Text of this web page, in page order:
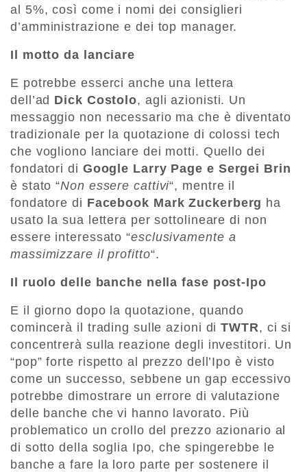
al 5%, così come i nomi dei consiglieri
d’amministrazione e dei top manager.
Il motto da lanciare
E potrebbe esserci anche una lettera
dell’ad Dick Costolo, agli azionisti. Un
messaggio non necessario ma che è diventato
tradizionale per la quotazione di colossi tech
che vogliono lanciare dei motti. Quello dei
fondatori di Google Larry Page e Sergei Brin
è stato “Non essere cattivi“, mentre il
fondatore di Facebook Mark Zuckerberg ha
usato la sua lettera per sottolineare di non
essere interessato “esclusivamente a
massimizzare il profitto“.
Il ruolo delle banche nella fase post-Ipo
E il giorno dopo la quotazione, quando
comincerà il trading sulle azioni diTWTR, ci si
concentrerà sulla reazione degli investitori. Un
“pop” forte rispetto al prezzo dell’Ipo è visto
come un successo, sebbene un gap eccessivo
potrebbe dimostrare un errore di valutazione
delle banche che vi hanno lavorato. Più
problematico un crollo del prezzo azionario al
di sotto della soglia Ipo, che spingerebbe le
banche a fare la loro parte per sostenere il